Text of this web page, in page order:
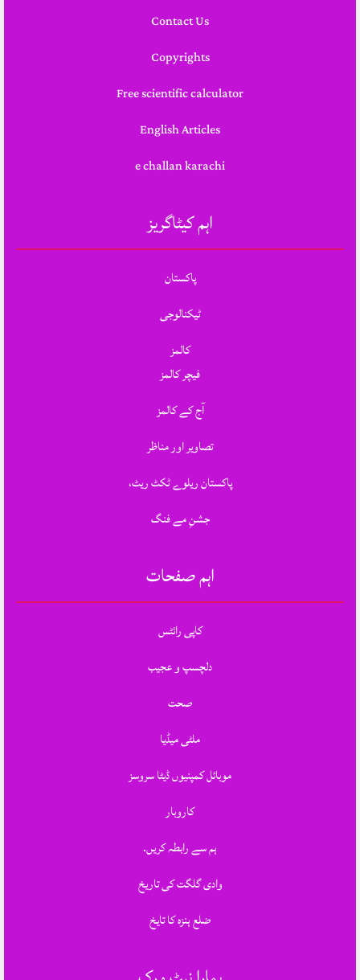
Contact Us
Copyrights
Free scientific calculator
English Articles
e challan karachi
اہم کیٹاگریز
پاکستان
ٹیکنالوجی
کالمز
فیچر کالمز
آج کے کالمز
تصاویر اور مناظر
پاکستان ریلوے ٹکٹ ریٹ،
جشنِ مے فنگ
اہم صفحات
کاپی رائٹس
دلچسپ و عجیب
صحت
ملٹی میڈیا
موبائل کمپنیوں ڈیٹا سروسز
کاروبار
ہم سے رابطہ کریں.
وادی گلگت کی تاریخ
ضلع ہنزہ کا تایخ